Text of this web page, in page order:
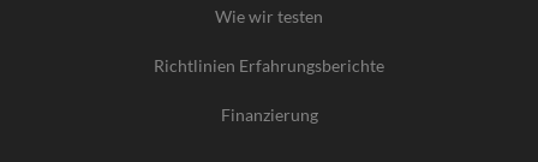
Wie wir testen
Richtlinien Erfahrungsberichte
Finanzierung